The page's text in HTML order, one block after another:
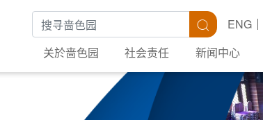
搜寻关键字 搜寻ENG
关於啬色园
社会责任 新闻中心